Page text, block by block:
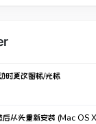
更改图标/光标
从头重新安装 (Mac OS